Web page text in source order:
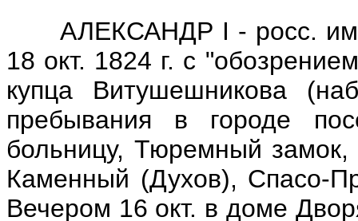
АЛЕКСАНДР I - росс.
18 окт. 1824 г. с
купца Витушешникова
пребывания в городе
больницу, Тюремный
Каменный (Духов), Спасо-
Вечером 16 окт. в доме